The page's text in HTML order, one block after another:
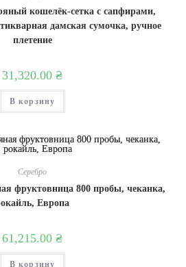
кошелёк-сетка с сапфирами,
дамская сумочка, ручное
плетение
31,320.00 ₴
В корзину
Серебро
фруктовница 800 пробы, чеканка,
Европа
61,215.00 ₴
В корзину